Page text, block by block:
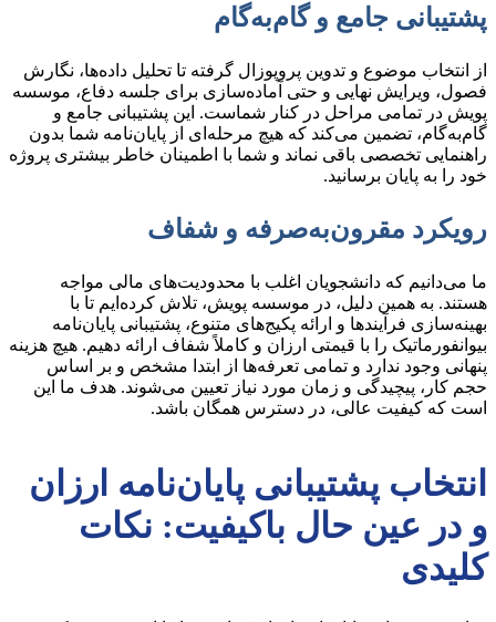
پشتیبانی جامع و گام‌به‌گام
از انتخاب موضوع و تدوین پروپوزال گرفته تا تحلیل داده‌ها، نگارش
فصول، ویرایش نهایی و حتی آماده‌سازی برای جلسه دفاع، موسسه
پویش در تمامی مراحل در کنار شماست. این پشتیبانی جامع و
گام‌به‌گام، تضمین می‌کند که هیچ مرحله‌ای از پایان‌نامه شما بدون
راهنمایی تخصصی باقی نماند و شما با اطمینان خاطر بیشتری پروژه
خود را به پایان برسانید.
رویکرد مقرون‌به‌صرفه و شفاف
ما می‌دانیم که دانشجویان اغلب با محدودیت‌های مالی مواجه
هستند. به همین دلیل، در موسسه پویش، تلاش کرده‌ایم تا با
بهینه‌سازی فرآیندها و ارائه پکیج‌های متنوع، پشتیبانی پایان‌نامه
بیوانفورماتیک را با قیمتی ارزان و کاملاً شفاف ارائه دهیم. هیچ هزینه
پنهانی وجود ندارد و تمامی تعرفه‌ها از ابتدا مشخص و بر اساس
حجم کار، پیچیدگی و زمان مورد نیاز تعیین می‌شوند. هدف ما این
است که کیفیت عالی، در دسترس همگان باشد.
انتخاب پشتیبانی پایان‌نامه ارزان
و در عین حال باکیفیت: نکات
کلیدی